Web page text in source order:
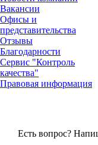
Вакансии
Офисы и
представительства
Отзывы
Благодарности
Сервис "Контроль
качества"
Правовая информация
Есть вопрос?